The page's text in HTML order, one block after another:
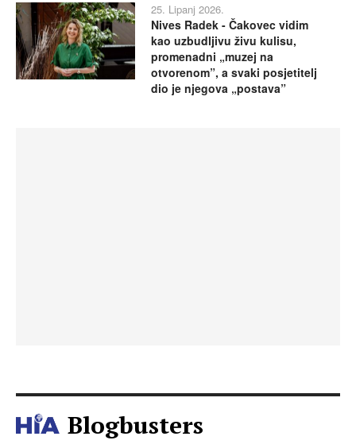
25. Lipanj 2026.
Nives Radek - Čakovec vidim
kao uzbudljivu živu kulisu,
promenadni „muzej na
otvorenom”, a svaki posjetitelj
dio je njegova „postava”
Blogbusters